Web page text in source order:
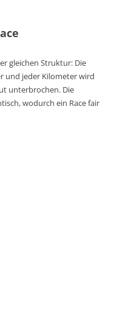
gleichen Struktur: Die
und jeder Kilometer wird
unterbrochen. Die
wodurch ein Race fair